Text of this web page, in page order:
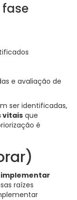
e avaliação de
ser identificadas,
vitaisque
é
implementar
raízes